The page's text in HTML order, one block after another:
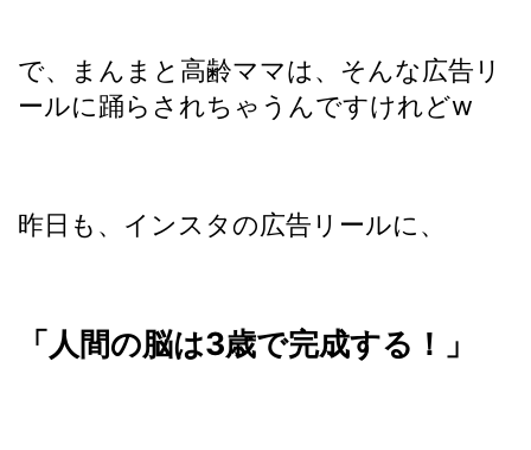
で、まんまと高齢ママは、そんな広告リ
ールに踊らされちゃうんですけれどw
昨日も、インスタの広告リールに、
「人間の脳は3歳で完成する！」